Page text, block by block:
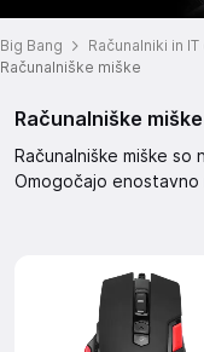
Big Bang Računalniki in
Računalniške miške
Računalniške miške
Računalniške miške
Omogočajo enostavno